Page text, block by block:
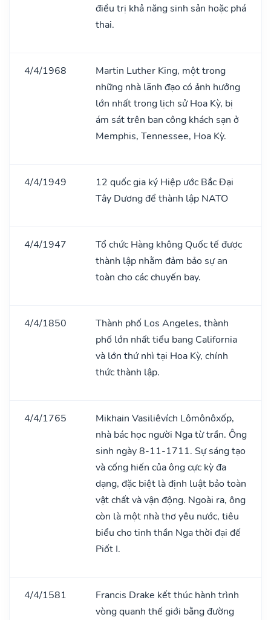
điều trị khả năng sinh sản hoặc phá
thai.
4/4/1968
Martin Luther King, một trong
những nhà lãnh đạo có ảnh hưởng
lớn nhất trong lịch sử Hoa Kỳ, bị
ám sát trên ban công khách sạn ở
Memphis, Tennessee, Hoa Kỳ.
4/4/1949
12 quốc gia ký Hiệp ước Bắc Đại
Tây Dương để thành lập NATO
4/4/1947
Tổ chức Hàng không Quốc tế được
thành lập nhằm đảm bảo sự an
toàn cho các chuyến bay.
4/4/1850
Thành phố Los Angeles, thành
phố lớn nhất tiểu bang California
và lớn thứ nhì tại Hoa Kỳ, chính
thức thành lập.
4/4/1765
Mikhain Vasiliêvích Lômônôxốp,
nhà bác học người Nga từ trần. Ông
sinh ngày 8-11-1711. Sự sáng tạo
và cống hiến của ông cực kỳ đa
dạng, đặc biệt là định luật bảo toàn
vật chất và vận động. Ngoài ra, ông
còn là một nhà thơ yêu nước, tiêu
biểu cho tinh thần Nga thời đại đế
Piốt I.
4/4/1581
Francis Drake kết thúc hành trình
vòng quanh thế giới bằng đường